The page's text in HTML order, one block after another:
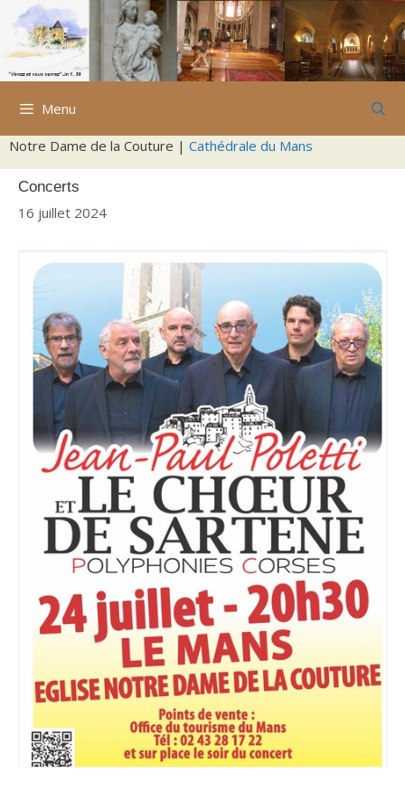
Aller
contenu
Menu
Notre Dame de la Couture | Cathédrale du Mans
Concerts
16 juillet 2024